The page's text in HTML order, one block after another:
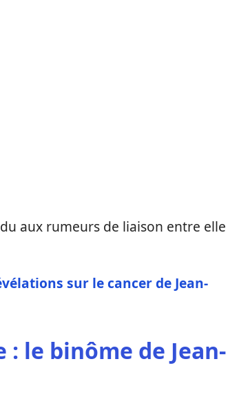
aux rumeurs de liaison entre elle
sur le cancer de Jean-
le binôme de Jean-